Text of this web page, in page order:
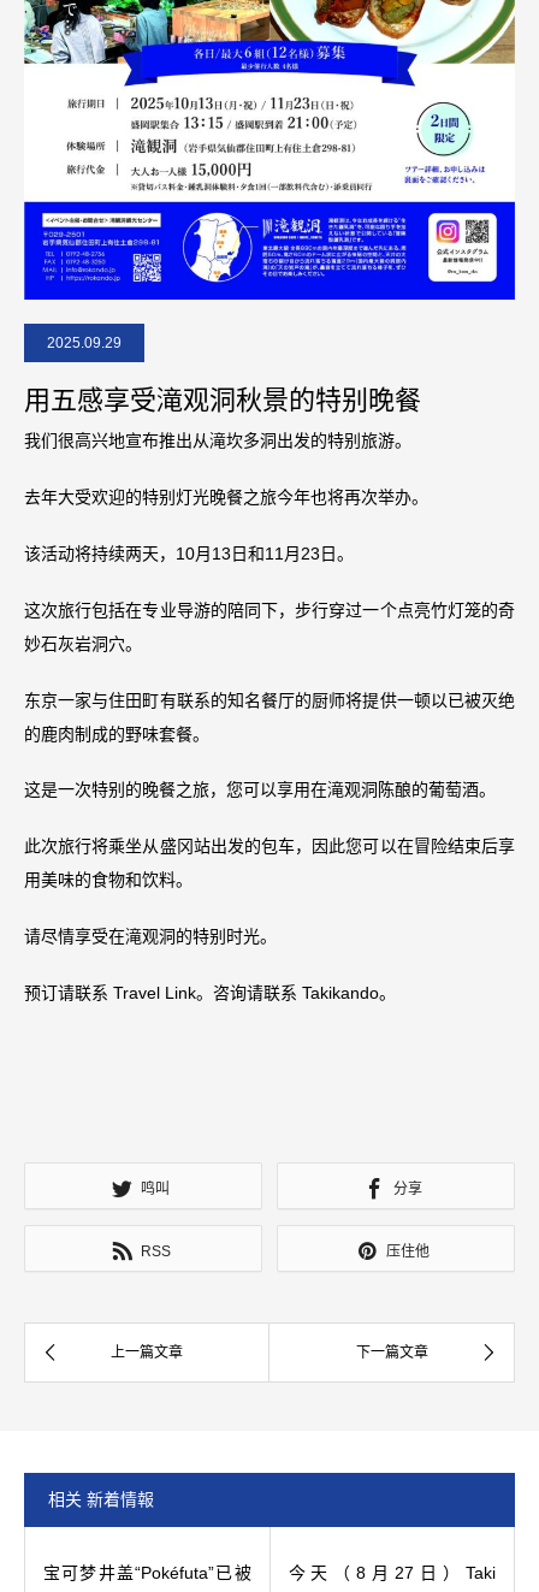
2025.09.29
用五感享受滝观洞秋景的特别晚餐
我们很高兴地宣布推出从滝坎多洞出发的特别旅游。
去年大受欢迎的特别灯光晚餐之旅今年也将再次举办。
该活动将持续两天，10月13日和11月23日。
这次旅行包括在专业导游的陪同下，步行穿过一个点亮竹灯笼的奇
妙石灰岩洞穴。
东京一家与住田町有联系的知名餐厅的厨师将提供一顿以已被灭绝
的鹿肉制成的野味套餐。
这是一次特别的晚餐之旅，您可以享用在滝观洞陈酿的葡萄酒。
此次旅行将乘坐从盛冈站出发的包车，因此您可以在冒险结束后享
用美味的食物和饮料。
请尽情享受在滝观洞的特别时光。
预订请联系 Travel Link。咨询请联系 Takikando。
鸣叫 分享
RSS 压住他
相关 新着情報
宝可梦井盖“Pokéfuta”已被
今天（8月27日）Taki